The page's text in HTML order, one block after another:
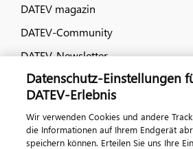
DATEV magazin
DATEV-Community
DATEV-Newsletter
Kontaktieren Sie
Datenschutz-Einstellungen
DATEV-Erlebnis
Wir verwenden Cookies und andere
die Informationen auf Ihrem Endgerät
speichern können. Erteilen Sie uns Ihre